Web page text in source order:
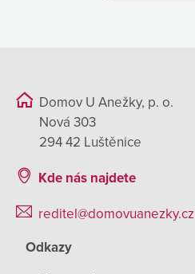
Domov U Anežky, p. o.
Nová 303
294 42 Luštěnice
Kde nás najdete
reditel@domovuanezky.cz
Odkazy